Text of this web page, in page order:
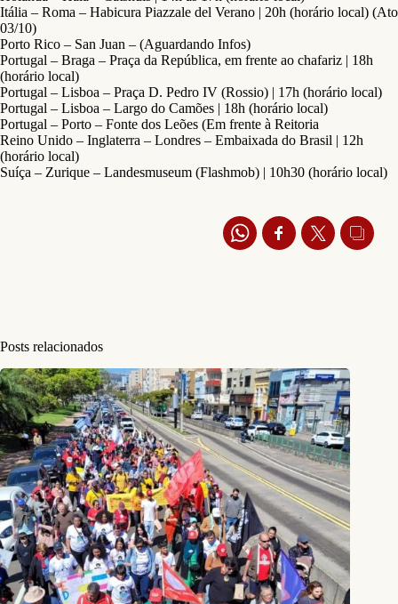
Itália – Roma – Habicura Piazzale del Verano | 20h (horário local) (Ato
03/10)
Porto Rico – San Juan – (Aguardando Infos)
Portugal – Braga – Praça da República, em frente ao chafariz | 18h
(horário local)
Portugal – Lisboa – Praça D. Pedro IV (Rossio) | 17h (horário local)
Portugal – Lisboa – Largo do Camões | 18h (horário local)
Portugal – Porto – Fonte dos Leões (Em frente à Reitoria
Reino Unido – Inglaterra – Londres – Embaixada do Brasil | 12h
(horário local)
Suíça – Zurique – Landesmuseum (Flashmob) | 10h30 (horário local)
Posts relacionados